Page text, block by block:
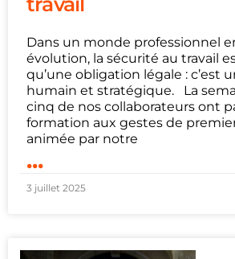
Dans un monde professionnel
évolution, la sécurité au travail
qu’une obligation légale : c’est
humain et stratégique. La
cinq de nos collaborateurs ont
formation aux gestes de
animée par notre
...
3 juillet 2025